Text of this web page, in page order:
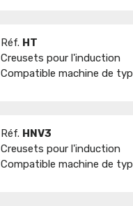
Réf. HT
Creusets pour l'induction
Compatible machine de
Réf. HNV3
Creusets pour l'induction
Compatible machine de